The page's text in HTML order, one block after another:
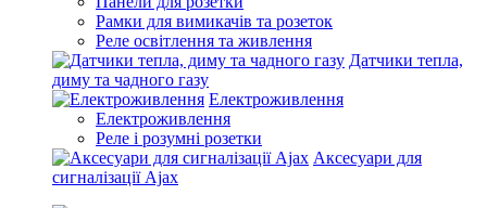
Рамки для вимикачів та розеток
Реле освітлення та живлення
Датчики тепла,
диму та чадного газу
Електроживлення
Електроживлення
Реле і розумні розетки
Аксесуари для
сигналізації Ajax